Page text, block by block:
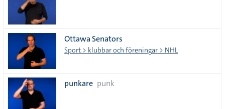
Ottawa Senators
Sport > klubbar och föreningar > NHL
punkare punk